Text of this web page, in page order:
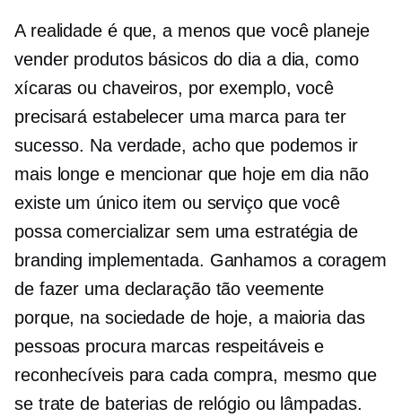
A realidade é que, a menos que você planeje
vender produtos básicos do dia a dia, como
xícaras ou chaveiros, por exemplo, você
precisará estabelecer uma marca para ter
sucesso. Na verdade, acho que podemos ir
mais longe e mencionar que hoje em dia não
existe um único item ou serviço que você
possa comercializar sem uma estratégia de
branding implementada. Ganhamos a coragem
de fazer uma declaração tão veemente
porque, na sociedade de hoje, a maioria das
pessoas procura marcas respeitáveis ​​e
reconhecíveis para cada compra, mesmo que
se trate de baterias de relógio ou lâmpadas.